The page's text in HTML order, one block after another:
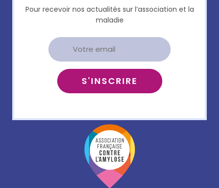
Pour recevoir nos actualités sur l’association et la
maladie